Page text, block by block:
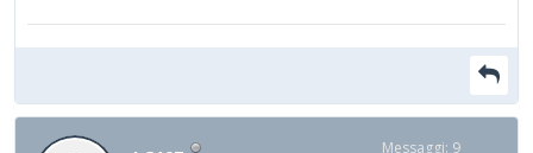
Messaggi: 9